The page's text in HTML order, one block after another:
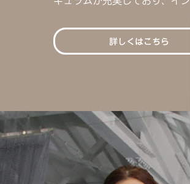
詳しくはこちら